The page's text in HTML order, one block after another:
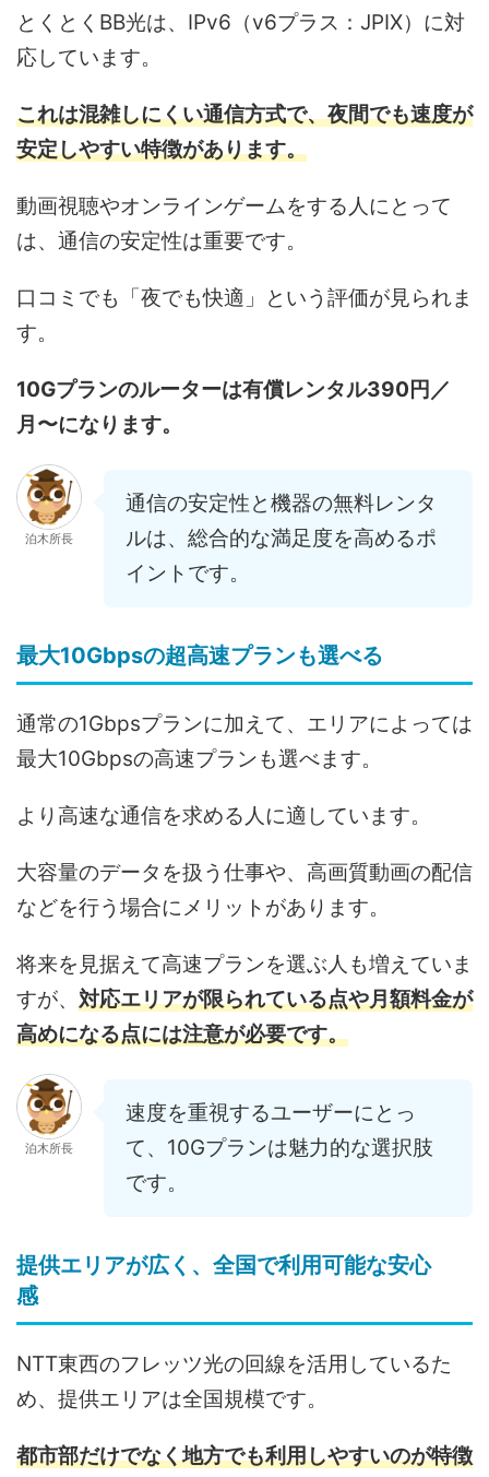
とくとくBB光は、IPv6（v6プラス：JPIX）に対
応しています。
これは混雑しにくい通信方式で、夜間でも速度が
安定しやすい特徴があります。
動画視聴やオンラインゲームをする人にとって
は、通信の安定性は重要です。
口コミでも「夜でも快適」という評価が見られま
す。
10Gプランのルーターは有償レンタル390円／
月〜になります。
泊木所長
通信の安定性と機器の無料レンタ
ルは、総合的な満足度を高めるポ
イントです。
最大10Gbpsの超高速プランも選べる
通常の1Gbpsプランに加えて、エリアによっては
最大10Gbpsの高速プランも選べます。
より高速な通信を求める人に適しています。
大容量のデータを扱う仕事や、高画質動画の配信
などを行う場合にメリットがあります。
将来を見据えて高速プランを選ぶ人も増えていま
すが、 対応エリアが限られている点や月額料金が
高めになる点には注意が必要です。
泊木所長
速度を重視するユーザーにとっ
て、10Gプランは魅力的な選択肢
です。
提供エリアが広く、全国で利用可能な安心
感
NTT東西のフレッツ光の回線を活用しているた
め、提供エリアは全国規模です。
都市部だけでなく地方でも利用しやすいのが特徴